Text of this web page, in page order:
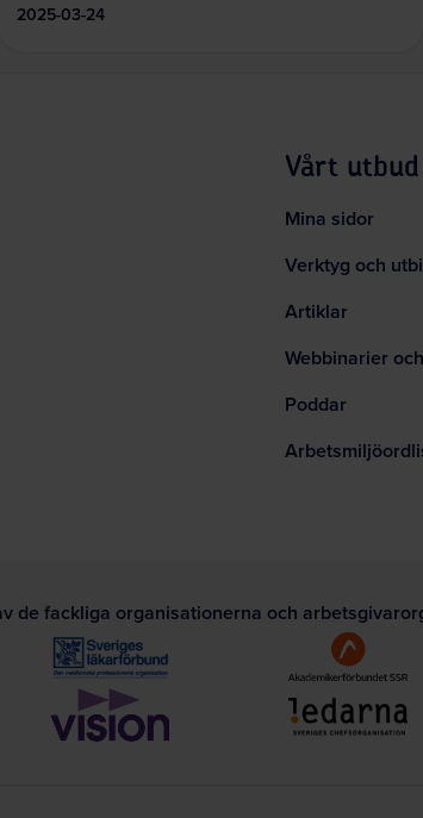
2025-03-24
Vårt utbud
Mina sidor
Verktyg och
Artiklar
Webbinarier
Poddar
de fackliga organisationerna och